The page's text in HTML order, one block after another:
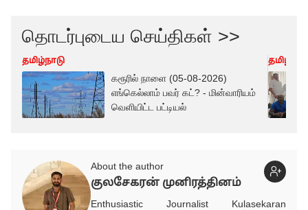
தொடர்புடைய செய்திகள் >>
தமிழ்நாடு
கரூரில் நாளை (05-08-2026)
எங்கெல்லாம் பவர் கட்? - மின்வாரியம்
வெளியிட்ட பட்டியல்
About the author
குலசேகரன் முனிரத்தினம்
Enthusiastic Journalist Kulasekaran